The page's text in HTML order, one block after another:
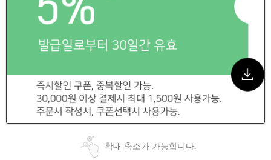
확대 축소가 가능합니다.